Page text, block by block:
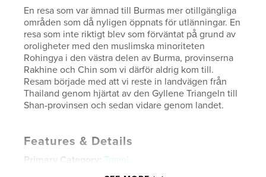
En resa som var ämnad till Burmas mer otillgängliga
områden som då nyligen öppnats för utlänningar. En
resa som inte riktigt blev som förväntat på grund av
oroligheter med den muslimska minoriteten
Rohingya i den västra delen av Burma, provinserna
Rakhine och Chin som vi därför aldrig kom till.
Resam började med att vi reste in landvägen från
Thailand genom hjärtat av den Gyllene Triangeln till
Shan-provinsen och sedan vidare genom landet.
Features & Details
Primary Category:
Travel